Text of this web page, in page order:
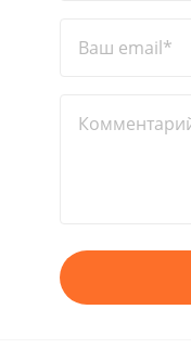
Ваш email*